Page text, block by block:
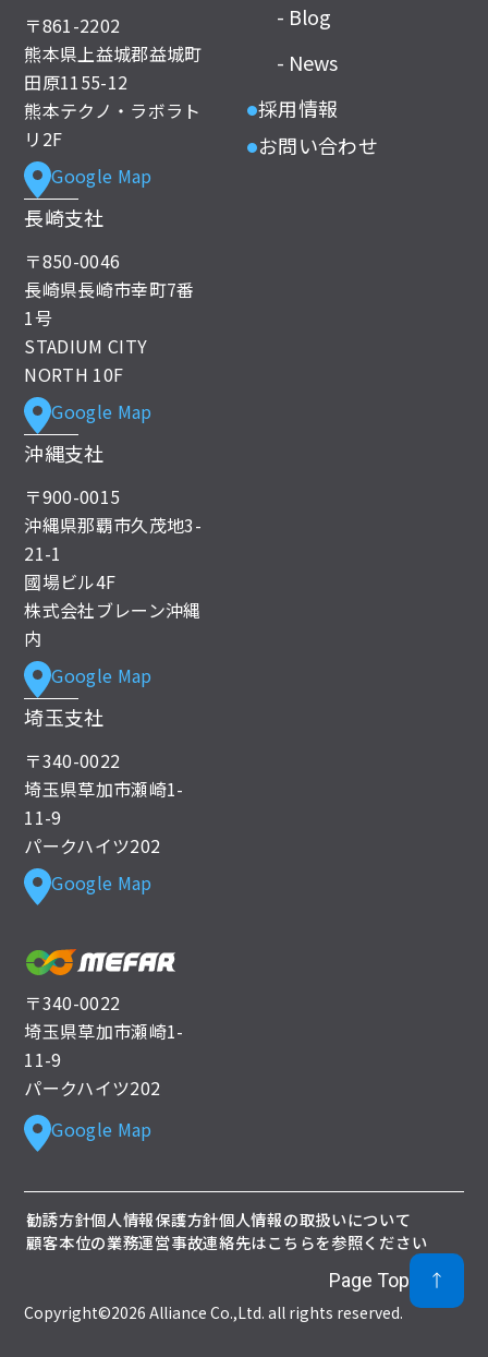
〒861-2202
熊本県上益城郡益城町
田原1155-12
熊本テクノ・ラボラト
リ2F
Google Map
長崎支社
〒850-0046
長崎県長崎市幸町7番
1号
STADIUM CITY
NORTH 10F
Google Map
沖縄支社
〒900-0015
沖縄県那覇市久茂地3-
21-1
國場ビル4F
株式会社ブレーン沖縄
内
Google Map
埼玉支社
〒340-0022
埼玉県草加市瀬崎1-
11-9
パークハイツ202
Google Map
〒340-0022
埼玉県草加市瀬崎1-
11-9
パークハイツ202
Google Map
- Blog
- News
●採用情報
● お問い合わせ
勧誘方針個人情報保護方針個人情報の取扱いについて
顧客本位の業務運営事故連絡先はこちらを参照ください
Page Top
Copyright©2026 Alliance Co.,Ltd. all rights reserved.